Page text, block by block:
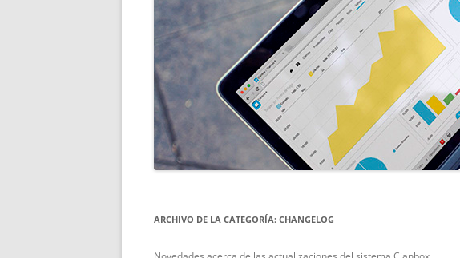
ARCHIVO DE LA CATEGORÍA: CHANGELOG